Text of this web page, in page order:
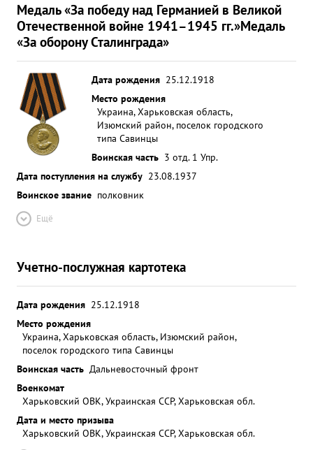
Медаль «За победу над Германией в Великой
Отечественной войне 1941–1945 гг.»Медаль
«За оборону Сталинграда»
Дата рождения 25.12.1918
Место рождения
Украина, Харьковская область,
Изюмский район, поселок городского
типа Савинцы
Воинская часть 3 отд. 1 Упр.
Дата поступления на службу 23.08.1937
Воинское звание полковник
Ещё
Учетно-послужная картотека
Дата рождения 25.12.1918
Место рождения
Украина, Харьковская область, Изюмский район,
поселок городского типа Савинцы
Воинская часть Дальневосточный фронт
Военкомат
Харьковский ОВК, Украинская ССР, Харьковская обл.
Дата и место призыва
Харьковский ОВК, Украинская ССР, Харьковская обл.